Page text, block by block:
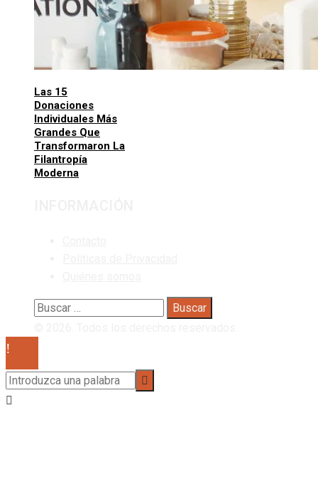
Las 15
Donaciones
Individuales Más
Grandes Que
Transformaron La
Filantropía
Moderna
Buscar: